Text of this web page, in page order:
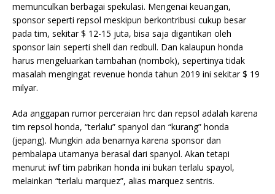
memunculkan berbagai spekulasi. Mengenai keuangan,
sponsor seperti repsol meskipun berkontribusi cukup besar
pada tim, sekitar $ 12-15 juta, bisa saja digantikan oleh
sponsor lain seperti shell dan redbull. Dan kalaupun honda
harus mengeluarkan tambahan (nombok), sepertinya tidak
masalah mengingat revenue honda tahun 2019 ini sekitar $ 19
milyar.
Ada anggapan rumor perceraian hrc dan repsol adalah karena
tim repsol honda, “terlalu” spanyol dan “kurang” honda
(jepang). Mungkin ada benarnya karena sponsor dan
pembalapa utamanya berasal dari spanyol. Akan tetapi
menurut iwf tim pabrikan honda ini bukan terlalu spayol,
melainkan “terlalu marquez”, alias marquez sentris.